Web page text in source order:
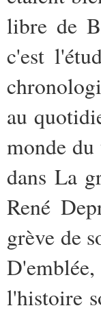
libre de
c'est
au
monde
dans La
René
grève de
l'histoire